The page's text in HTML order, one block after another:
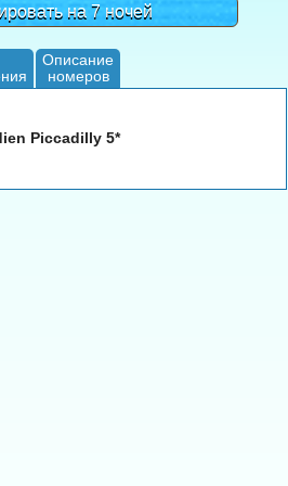
на 7 ночей
Описание
номеров
Piccadilly 5*